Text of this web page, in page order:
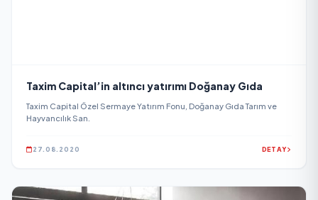
Taxim Capital’in altıncı yatırımı Doğanay Gıda
Taxim Capital Özel Sermaye Yatırım Fonu, Doğanay Gıda Tarım ve
Hayvancılık San.
27.08.2020 DETAY